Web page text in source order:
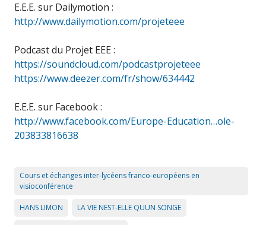
E.E.E. sur Dailymotion :
http://www.dailymotion.com/projeteee
Podcast du Projet EEE :
https://soundcloud.com/podcastprojeteee
https://www.deezer.com/fr/show/634442
E.E.E. sur Facebook :
http://www.facebook.com/Europe-Education…ole-
203833816638
Cours et échanges inter-lycéens franco-européens en
visioconférence
HANS LIMON LA VIE NEST-ELLE QUUN SONGE